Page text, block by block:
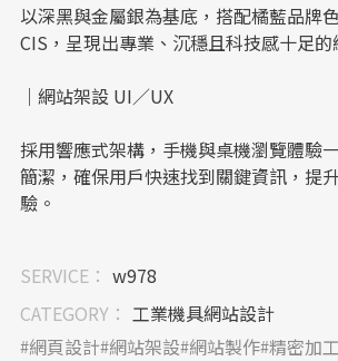
以深黑與金屬銀為基底，搭配橘藍品牌
CIS，呈現出專業、沉穩且科技感十足的
｜網站架設 UI／UX
採用響應式架構，手機與桌機瀏覽體驗
簡潔，確保用戶快速找到關鍵資訊，提
驗。
首頁 banner 以鎧甲與刀劍視覺為主軸，
與書法字體，強化品牌精神，展現精工
SERVICE： w978
CATEGORY： 工業機具網站設計
網頁設計 網站架設 網站製作 精密加工